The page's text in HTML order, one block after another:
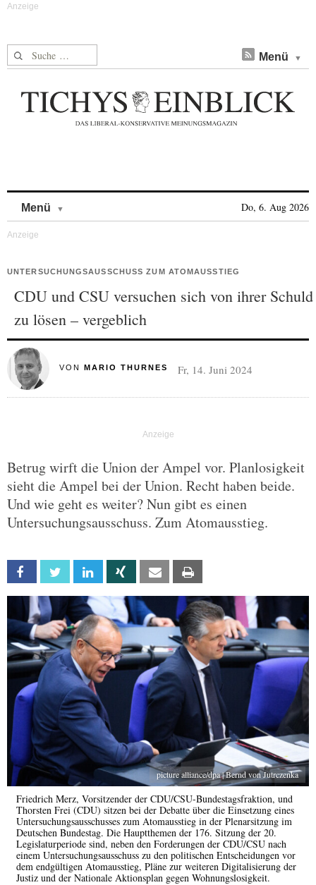
Suche nach: Menü
Menü Do, 6. Aug 2026
UNTERSUCHUNGSAUSSCHUSS ZUM ATOMAUSSTIEG
CDU und CSU versuchen sich von ihrer Schuld
zu lösen – vergeblich
VON MARIO THURNES Fr, 14. Juni 2024
Betrug wirft die Union der Ampel vor. Planlosigkeit
sieht die Ampel bei der Union. Recht haben beide.
Und wie geht es weiter? Nun gibt es einen
Untersuchungsausschuss. Zum Atomausstieg.
Facebook Twitter Linkedin Xing Email
picture alliance/dpa | Bernd von Jutrczenka
Friedrich Merz, Vorsitzender der CDU/CSU-Bundestagsfraktion, und
Thorsten Frei (CDU) sitzen bei der Debatte über die Einsetzung eines
Untersuchungsausschusses zum Atomausstieg in der Plenarsitzung im
Deutschen Bundestag. Die Hauptthemen der 176. Sitzung der 20.
Legislaturperiode sind, neben den Forderungen der CDU/CSU nach
einem Untersuchungsausschuss zu den politischen Entscheidungen vor
dem endgültigen Atomausstieg, Pläne zur weiteren Digitalisierung der
Justiz und der Nationale Aktionsplan gegen Wohnungslosigkeit.